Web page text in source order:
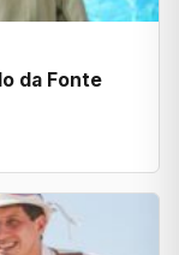
da Fonte